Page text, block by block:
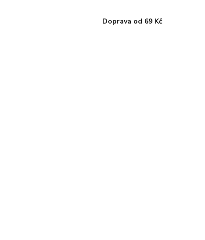
Doprava od 69 Kč